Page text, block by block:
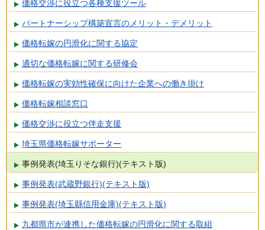
価格交渉に役立つ各種支援ツール
パートナーシップ構築宣言のメリット・デメリット
価格転嫁の円滑化に関する協定
適切な価格転嫁に関する研修会
価格転嫁の実効性確保に向けた企業への働き掛け
価格転嫁相談窓口
価格交渉に役立つ伴走支援
埼玉県価格転嫁サポーター
事例発表(埼玉りそな銀行)(テキスト版)
事例発表(武蔵野銀行)(テキスト版)
事例発表(埼玉縣信用金庫)(テキスト版)
九都県市が連携した価格転嫁の円滑化に関する取組